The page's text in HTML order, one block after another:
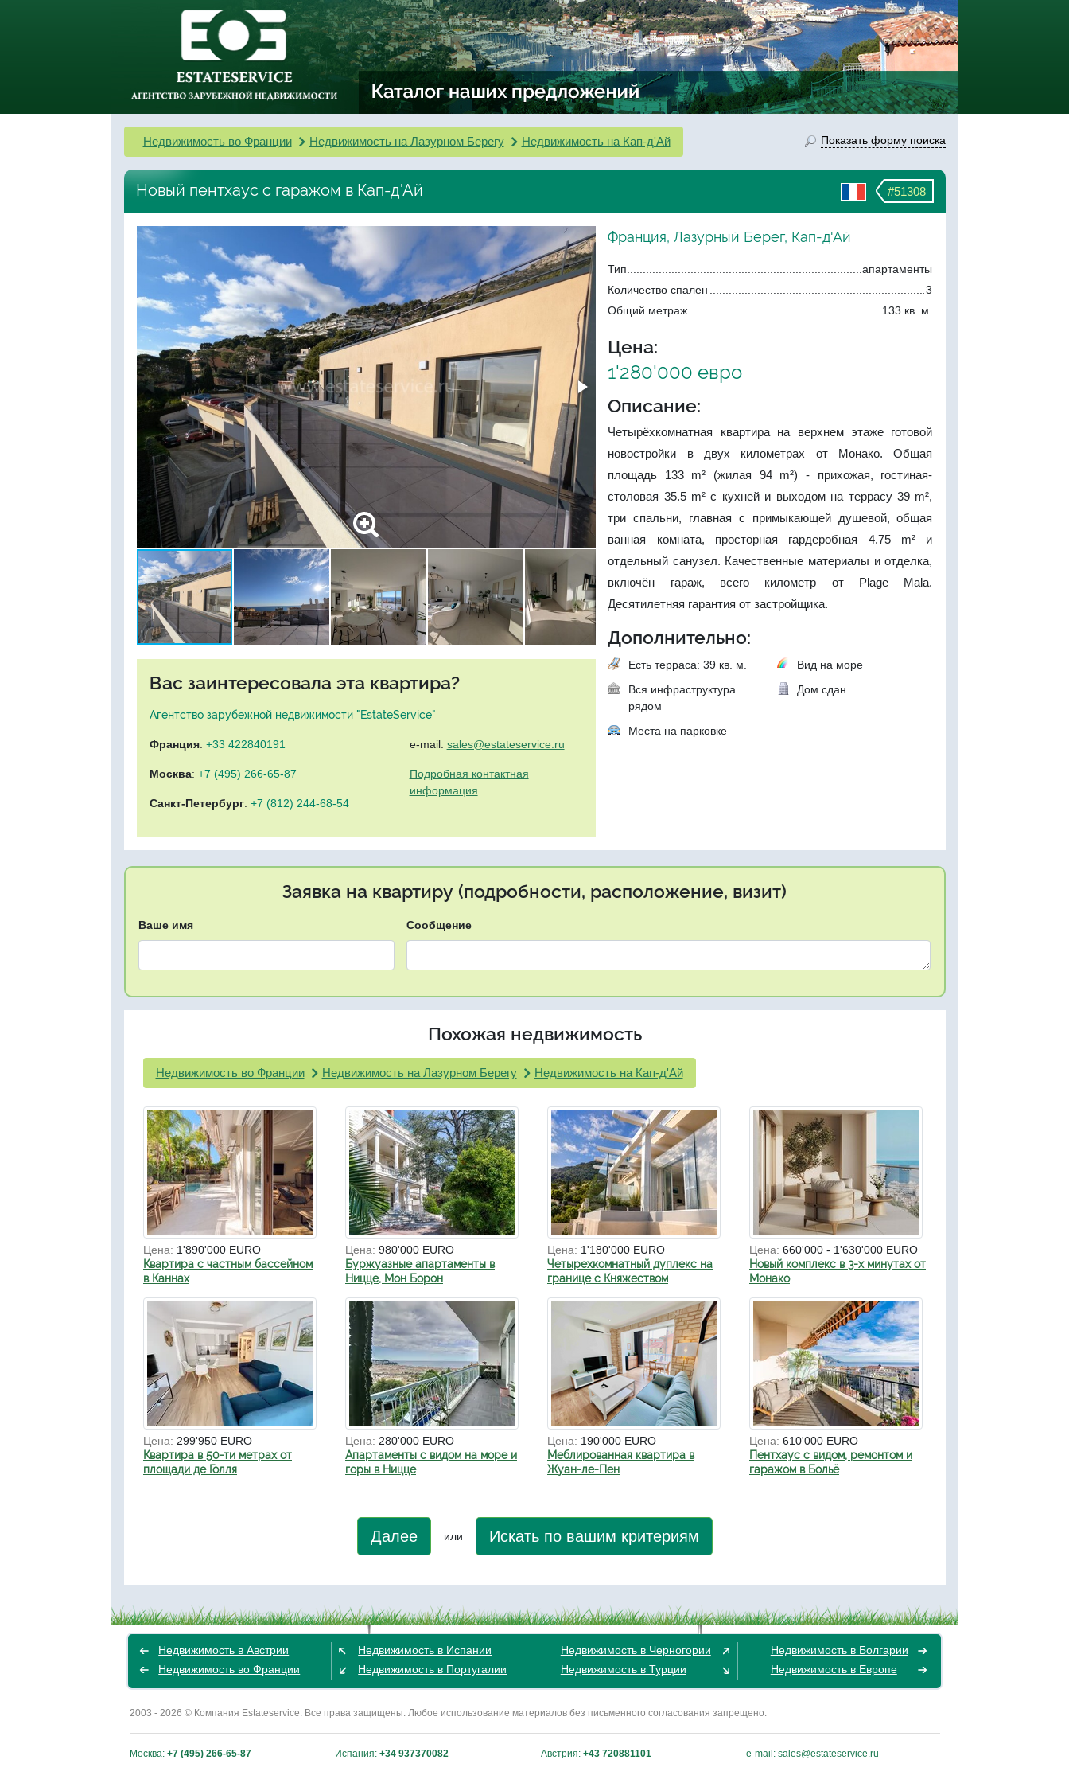
Недвижимость во Франции Недвижимость на Лазурном Берегу Недвижимость на Кап-д'Ай Показать форму поиска
#51308
Новый пентхаус с гаражом в Кап-д'Ай
Вас заинтересовала эта квартира?
Агентство зарубежной недвижимости "EstateService"
Франция: +33 422840191
Москва: +7 (495) 266-65-87
Санкт-Петербург: +7 (812) 244-68-54
e-mail: sales@estateservice.ru
Подробная контактная
информация
Франция, Лазурный Берег, Кап-д'Ай
Тип
апартаменты
Количество спален
3
Общий метраж
133 кв. м.
Цена:
1'280'000 евро
Описание:
Четырёхкомнатная квартира на верхнем этаже готовой
новостройки в двух километрах от Монако. Общая
площадь 133 m² (жилая 94 m²) - прихожая, гостиная-
столовая 35.5 m² с кухней и выходом на террасу 39 m²,
три спальни, главная с примыкающей душевой, общая
ванная комната, просторная гардеробная 4.75 m² и
отдельный санузел. Качественные материалы и отделка,
включён гараж, всего километр от Plage Mala.
Десятилетняя гарантия от застройщика.
Дополнительно:
Есть терраса: 39 кв. м.
Вид на море
Вся инфраструктура
рядом
Дом сдан
Места на парковке
Заявка на квартиру (подробности, расположение, визит)
Ваше имя Сообщение
Похожая недвижимость
Недвижимость во Франции Недвижимость на Лазурном Берегу Недвижимость на Кап-д'Ай
Цена: 1'890'000 EURO
Квартира с частным бассейном
в Каннах
Цена: 980'000 EURO
Буржуазные апартаменты в
Ницце, Мон Борон
Цена: 1'180'000 EURO
Четырехкомнатный дуплекс на
границе с Княжеством
Цена: 660'000 - 1'630'000 EURO
Новый комплекс в 3-х минутах от
Монако
Цена: 299'950 EURO
Квартира в 50-ти метрах от
площади де Голля
Цена: 280'000 EURO
Апартаменты с видом на море и
горы в Ницце
Цена: 190'000 EURO
Меблированная квартира в
Жуан-ле-Пен
Цена: 610'000 EURO
Пентхаус с видом, ремонтом и
гаражом в Больё
Далее или Искать по вашим критериям
Недвижимость в Австрии
Недвижимость во Франции
Недвижимость в Испании
Недвижимость в Португалии
Недвижимость в Черногории
Недвижимость в Турции
Недвижимость в Болгарии
Недвижимость в Европе
2003 - 2026 © Компания Estateservice. Все права защищены. Любое использование материалов без письменного согласования запрещено.
Москва: +7 (495) 266-65-87 Испания: +34 937370082 Австрия: +43 720881101 e-mail: sales@estateservice.ru